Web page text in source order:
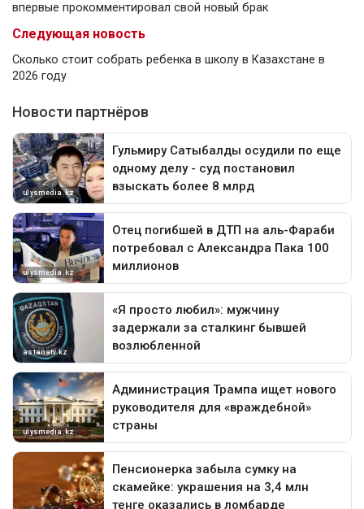
впервые прокомментировал свой новый брак
Следующая новость
Сколько стоит собрать ребенка в школу в Казахстане в
2026 году